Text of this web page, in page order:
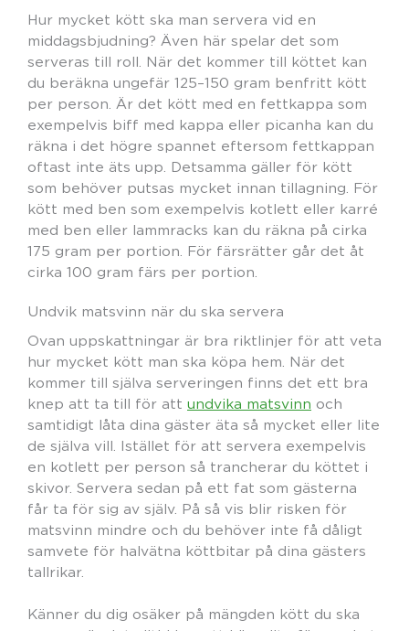
Hur mycket kött ska man servera vid en
middagsbjudning? Även här spelar det som
serveras till roll. När det kommer till köttet kan
du beräkna ungefär 125–150 gram benfritt kött
per person. Är det kött med en fettkappa som
exempelvis biff med kappa eller picanha kan du
räkna i det högre spannet eftersom fettkappan
oftast inte äts upp. Detsamma gäller för kött
som behöver putsas mycket innan tillagning. För
kött med ben som exempelvis kotlett eller karré
med ben eller lammracks kan du räkna på cirka
175 gram per portion. För färsrätter går det åt
cirka 100 gram färs per portion.
Undvik matsvinn när du ska servera
Ovan uppskattningar är bra riktlinjer för att veta
hur mycket kött man ska köpa hem. När det
kommer till själva serveringen finns det ett bra
knep att ta till för att undvika matsvinn och
samtidigt låta dina gäster äta så mycket eller lite
de själva vill. Istället för att servera exempelvis
en kotlett per person så trancherar du köttet i
skivor. Servera sedan på ett fat som gästerna
får ta för sig av själv. På så vis blir risken för
matsvinn mindre och du behöver inte få dåligt
samvete för halvätna köttbitar på dina gästers
tallrikar.
Känner du dig osäker på mängden kött du ska